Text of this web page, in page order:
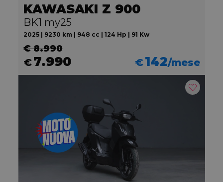
KAWASAKI Z 900
BK1 my25
2025 | 9230 km | 948 cc | 124 Hp | 91 Kw
€ 8.990
€7.990 €142/mese